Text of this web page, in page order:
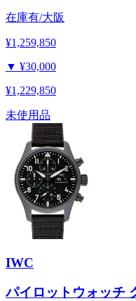
在庫有/大阪
¥1,259,850
▼ ¥30,000
¥1,229,850
未使用品
IWC
パイロットウォッチ